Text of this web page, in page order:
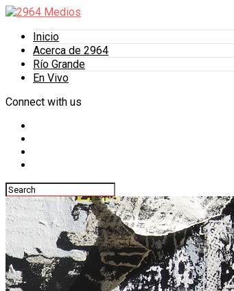
Inicio
Acerca de 2964
Río Grande
En Vivo
Connect with us